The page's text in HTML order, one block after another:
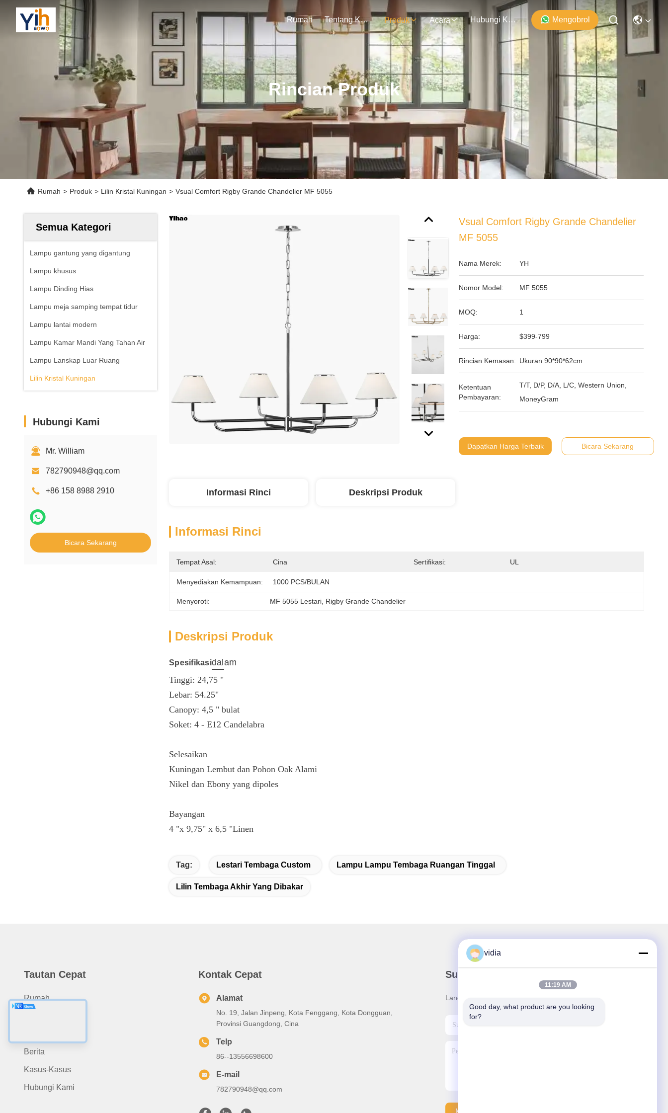
Rumah Tentang Kami Produk Acara Hubungi Kami Mengobrol
Rincian Produk
Rumah > Produk > Lilin Kristal Kuningan > Vsual Comfort Rigby Grande Chandelier MF 5055
Semua Kategori
Lampu gantung yang digantung
Lampu khusus
Lampu Dinding Hias
Lampu meja samping tempat tidur
Lampu lantai modern
Lampu Kamar Mandi Yang Tahan Air
Lampu Lanskap Luar Ruang
Lilin Kristal Kuningan
Hubungi Kami
Mr. William
782790948@qq.com
+86 158 8988 2910
Bicara Sekarang
Vsual Comfort Rigby Grande Chandelier
MF 5055
Nama Merek: YH
Nomor Model: MF 5055
MOQ: 1
Harga: $399-799
Rincian Kemasan: Ukuran 90*90*62cm
Ketentuan
Pembayaran:
T/T, D/P, D/A, L/C, Western Union,
MoneyGram
Dapatkan Harga Terbaik Bicara Sekarang
Informasi Rinci Deskripsi Produk
Informasi Rinci
Tempat Asal: Cina Sertifikasi: UL
Menyediakan Kemampuan: 1000 PCS/BULAN
Menyoroti: MF 5055 Lestari Rigby Grande Chandelier
Deskripsi Produk
Spesifikasidalam
Tinggi: 24,75 "
Lebar: 54.25"
Canopy: 4,5 " bulat
Soket: 4 - E12 Candelabra
Selesaikan
Kuningan Lembut dan Pohon Oak Alami
Nikel dan Ebony yang dipoles
Bayangan
4 "x 9,75" x 6,5 "Linen
Tag: Lestari Tembaga Custom Lampu Lampu Tembaga Ruangan Tinggal
Lilin Tembaga Akhir Yang Dibakar
Tautan Cepat
Rumah
Berita
Kasus-Kasus
Hubungi Kami
Kontak Cepat
Alamat
No. 19, Jalan Jinpeng, Kota Fenggang, Kota Dongguan,
Provinsi Guangdong, Cina
Telp
86--13556698600
E-mail
782790948@qq.com
Surat Kabar Kami
Langganan buletin kami untuk diskon dan banyak lagi.
vidia
11:19 AM
Good day, what product are you looking
for?